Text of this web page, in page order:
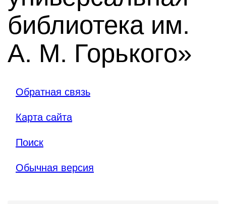
библиотека им.
А. М. Горького»
Обратная связь
Карта сайта
Поиск
Обычная версия